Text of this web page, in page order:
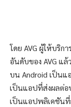
โดย AVG ผู้ให้บริก
อันดับของ AVG แ
บน Android เป็นแ
เป็นแอปที่ส่งผลต่อ
เป็นแอปพลิเคชันที่